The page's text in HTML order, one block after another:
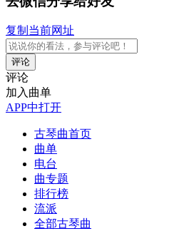
复制当前网址
评论
评论
加入曲单
APP中打开
古琴曲首页
曲单
电台
曲专题
排行榜
流派
全部古琴曲